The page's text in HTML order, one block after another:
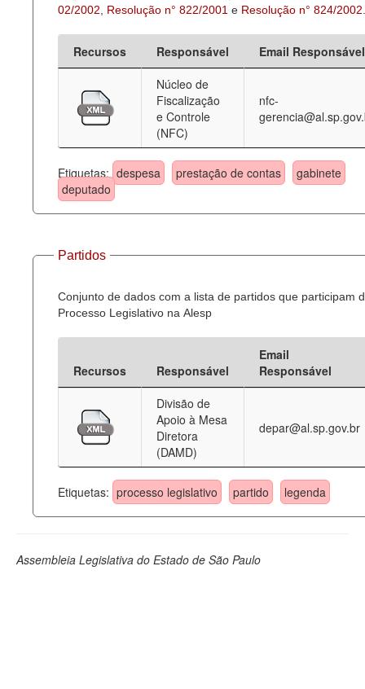
02/2002
Resolução n° 822/2001 e Resolução n° 824/2002
Recursos Responsável
Email Responsável
Núcleo de
Fiscalização
e Controle
(NFC)
nfc-
Etiquetas: despesa prestação de contas
gabinete
deputado
Partidos
Conjunto de dados com a lista de partidos que participam
Processo Legislativo na Alesp
Recursos Responsável
Email
Responsável
Divisão de
Apoio à Mesa
Diretora
(DAMD)
depar@al.sp.gov.br
Etiquetas: processo legislativo partido legenda
Assembleia Legislativa do Estado de São Paulo